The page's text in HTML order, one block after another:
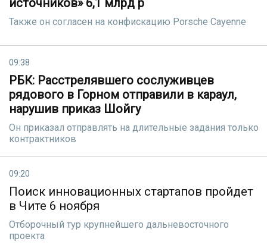
источников» 6,1 млрд р
Также он согласен на конфискацию Porsche Cayenne
09:38
РБК: Расстрелявшего сослуживцев
рядового в Горном отправили в караул,
нарушив приказ Шойгу
Он приказал отправлять на длительные задания только
контрактников
09:20
Поиск инновационных стартапов пройдет
в Чите 6 ноября
Отборочный тур крупнейшего дальневосточного
проекта